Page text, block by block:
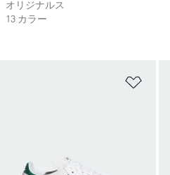
オリジナルス
13 カラー